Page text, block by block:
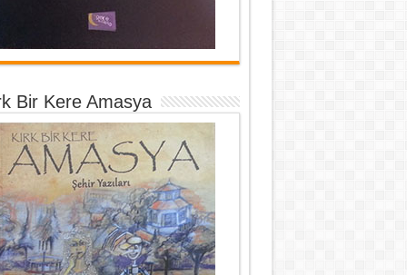
Bir Kere Amasya